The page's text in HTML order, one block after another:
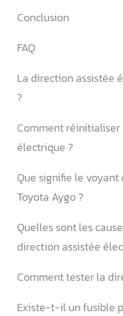
Conclusion
FAQ
La direction assistée
?
Comment
électrique ?
Que signifie le
Toyota Aygo ?
Quelles sont les
direction assistée
Comment tester la
Existe-t-il un fusible